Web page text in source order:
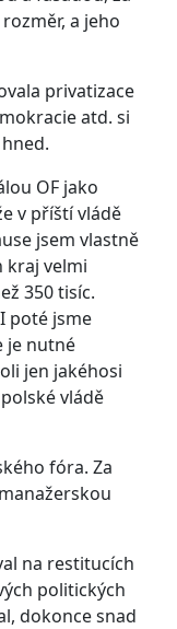
a jeho
privatizace
atd. si
OF jako
v příští vládě
jsem vlastně
kraj velmi
350 tisíc.
poté jsme
je nutné
jen jakéhosi
vládě
fóra. Za
na restitucích
politických
dokonce snad